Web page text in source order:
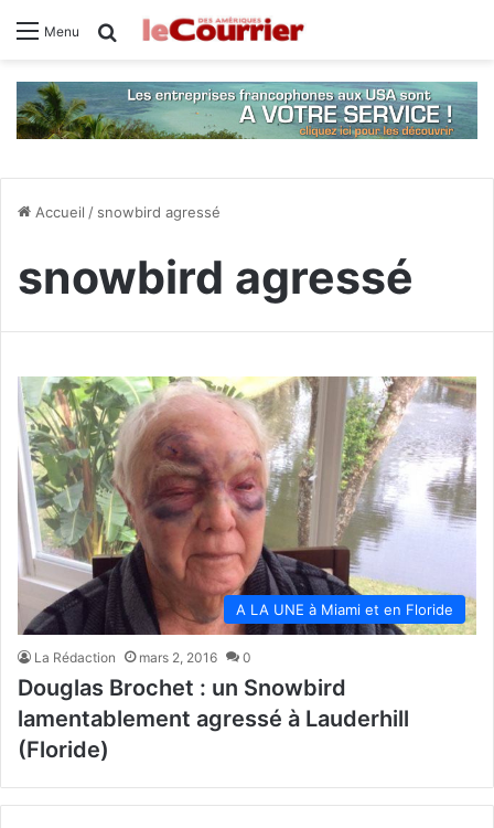
Menu Rechercher
Accueil / snowbird agressé
snowbird agressé
A LA UNE à Miami et en Floride
La Rédaction mars 2, 2016 0
Douglas Brochet : un Snowbird
lamentablement agressé à Lauderhill
(Floride)